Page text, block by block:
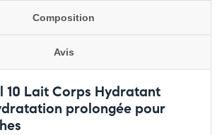
Composition
Avis
10 Lait Corps Hydratant
prolongée pour